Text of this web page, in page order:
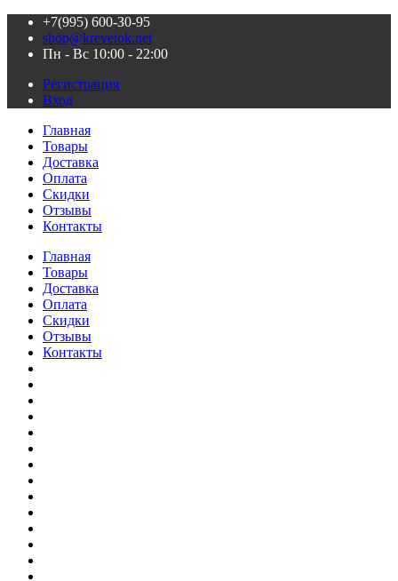
+7(995) 600-З0-95
shop@krevetok.net
Пн - Вс 10:00 - 22:00
Регистрация
Вход
Главная
Товары
Доставка
Оплата
Скидки
Отзывы
Контакты
Главная
Товары
Доставка
Оплата
Скидки
Отзывы
Контакты